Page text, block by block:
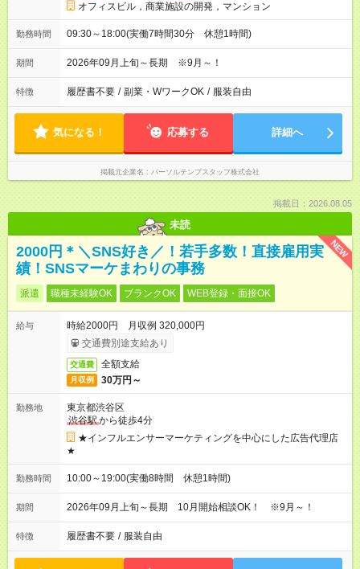
オフィスビル，商業施設の開発，マンション
勤務時間 09:30～18:00(実働7時間30分 休憩1時間)
期間 2026年09月上旬～長期 ※9月～！
特徴 履歴書不要 / 副業・WワークOK / 服装自由
気になる！ 応募する 詳細へ
掲載元企業名 パーソルテンプスタッフ株式会社
掲載日：2026.08.05
未読
NEW
2000円＊＼SNS好き／！若手多数！直接雇用実
績！SNSマーケまわりの事務
派遣 職種未経験OK ブランクOK WEB登録・面接OK
給与
時給2000円 月収例 320,000円
交通費別途支給あり
交通費 全額支給
月収例 30万円～
勤務地
東京都渋谷区
渋谷駅から徒歩4分
★インフルエンサーマーケティングを中心にした広告代理店
★
勤務時間 10:00～19:00(実働8時間 休憩1時間)
期間 2026年09月上旬～長期 10月開始相談OK！ ※9月～！
特徴 履歴書不要 / 服装自由